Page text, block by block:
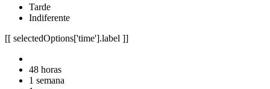
Tarde
Indiferente
[[ selectedOptions['time'].label ]]
48 horas
1 semana